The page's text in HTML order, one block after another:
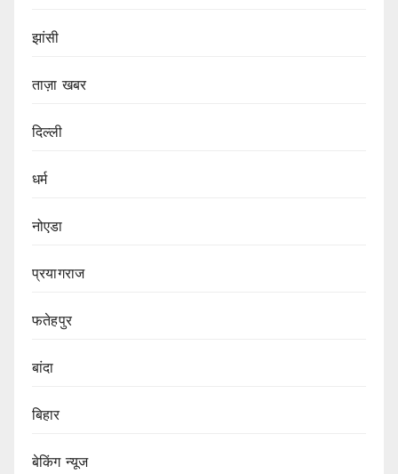
झांसी
ताज़ा खबर
दिल्ली
धर्म
नोएडा
प्रयागराज
फतेहपुर
बांदा
बिहार
बेकिंग न्यूज